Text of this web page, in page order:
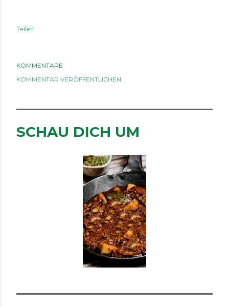
Teilen
KOMMENTARE
KOMMENTAR VERÖFFENTLICHEN
SCHAU DICH UM